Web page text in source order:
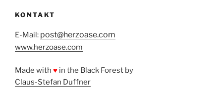
KONTAKT
E-Mail: post@herzoase.com
www.herzoase.com
Made with ♥ in the Black Forest by
Claus-Stefan Duffner